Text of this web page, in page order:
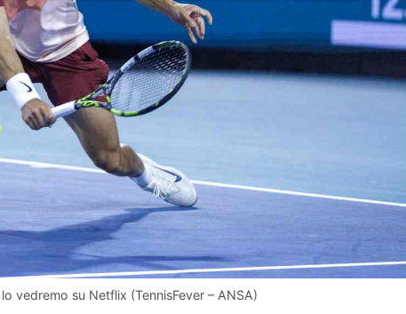
vedremo su Netflix (TennisFever – ANSA)